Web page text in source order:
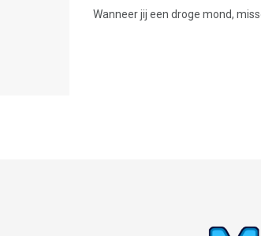
Wanneer jij een droge mond,